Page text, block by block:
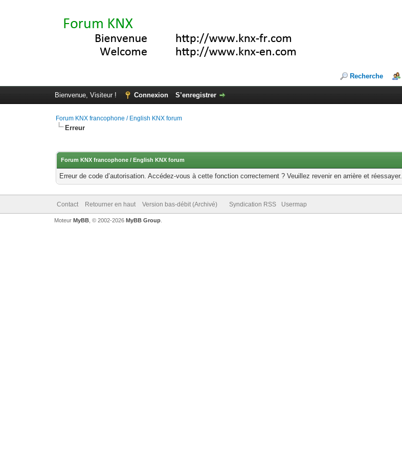
Recherche
Bienvenue, Visiteur ! Connexion S’enregistrer
Forum KNX francophone / English KNX forum
Erreur
Forum KNX francophone / English KNX forum
Erreur de code d’autorisation. Accédez-vous à cette fonction correctement ? Veuillez revenir en arrière et réessayer.
Contact Retourner en haut Version bas-débit (Archivé) Syndication RSS Usermap
Moteur MyBB, © 2002-2026 MyBB Group.